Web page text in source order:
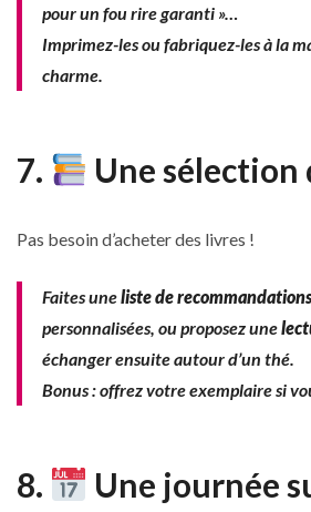
pour un fou rire garanti »…
Imprimez-les ou fabriquez-les à la
charme.
7. Une sélection
Pas besoin d’acheter des livres !
Faites uneliste de recommandations
personnalisées, ou proposez une
échanger ensuite autour d’un thé.
Bonus : offrez votre exemplaire si
8.
Une journée